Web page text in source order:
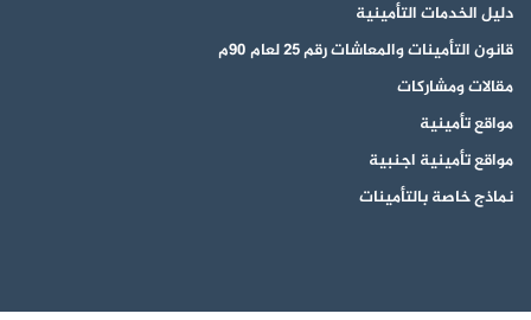
دليل الخدمات التأمينية
قانون التأمينات والمعاشات رقم 25 لعام 90م
مقالات ومشاركات
مواقع تأمينية
مواقع تأمينية اجنبية
نماذج خاصة بالتأمينات